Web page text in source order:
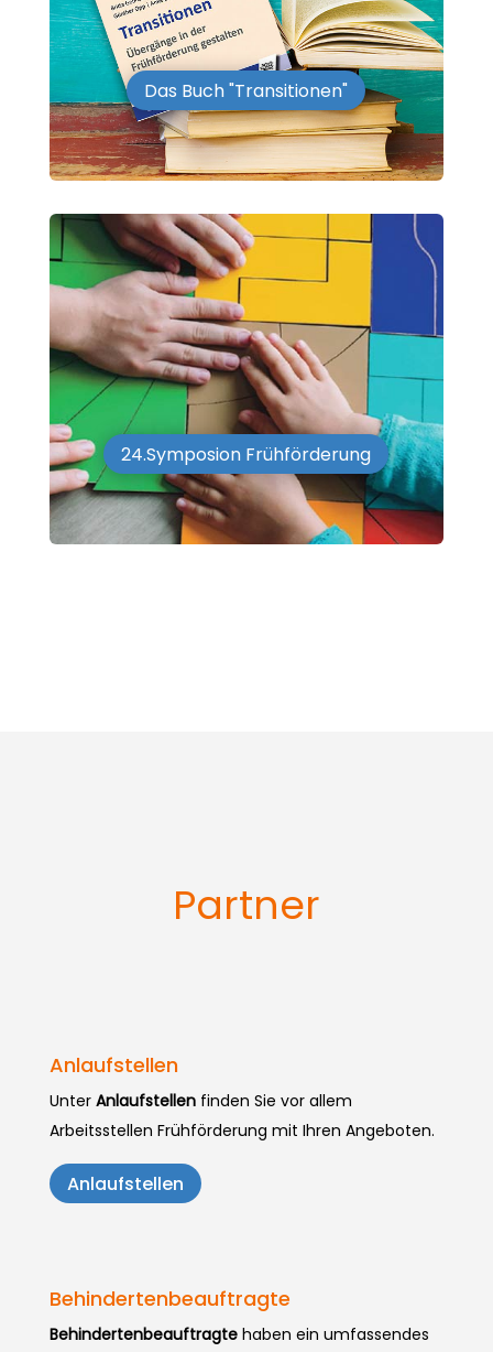
Das Buch "Transitionen"
24.Symposion Frühförderung
Partner
Anlaufstellen
Unter Anlaufstellenfinden Sie vor allem
Arbeitsstellen Frühförderung mit Ihren Angeboten.
Anlaufstellen
Behindertenbeauftragte
Behindertenbeauftragte haben ein umfassendes